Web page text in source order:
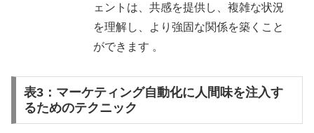
ェントは、共感を提供し、複雑な状況
を理解し、より強固な関係を築くこと
ができます 。
表3：マーケティング自動化に人間味を注入す
るためのテクニック